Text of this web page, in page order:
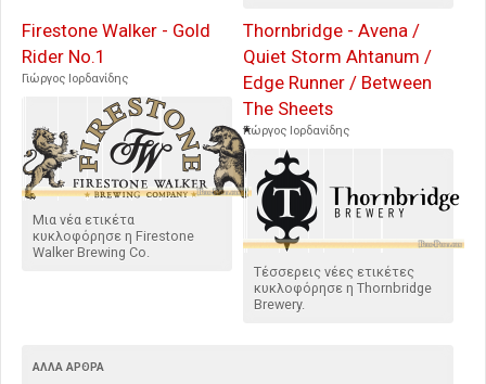
Firestone Walker - Gold
Rider Νο.1
Γιώργος Ιορδανίδης
Μια νέα ετικέτα
κυκλοφόρησε η Firestone
Walker Brewing Co.
Thornbridge - Avena /
Quiet Storm Ahtanum /
Edge Runner / Between
The Sheets
Γιώργος Ιορδανίδης
Τέσσερεις νέες ετικέτες
κυκλοφόρησε η Thornbridge
Brewery.
ΆΛΛΑ ΆΡΘΡΑ